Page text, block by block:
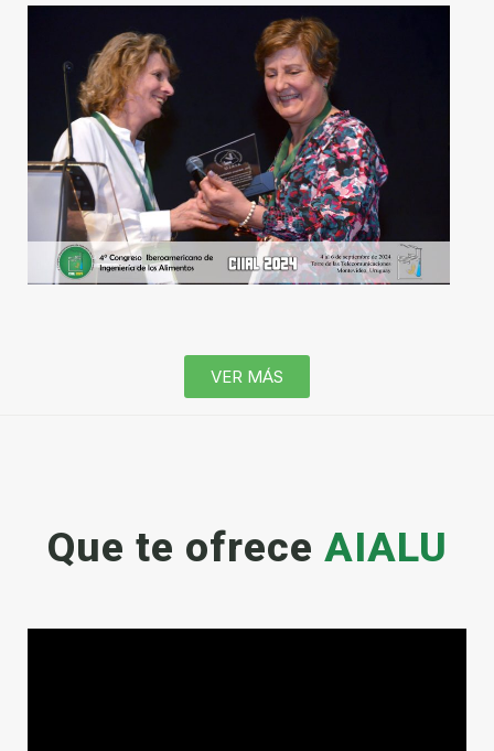
VER MÁS
Que te ofrece AIALU